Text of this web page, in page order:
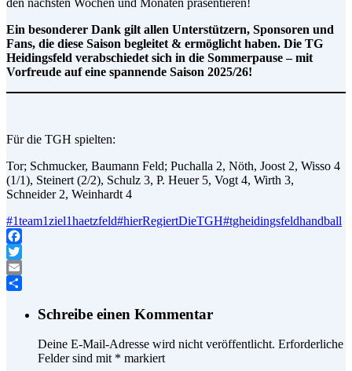
Ein besonderer Dank gilt allen Unterstützern, Sponsoren und
Fans, die diese Saison begleitet & ermöglicht haben. Die TG
Heidingsfeld verabschiedet sich in die Sommerpause – mit
Vorfreude auf eine spannende Saison 2025/26!
Für die TGH spielten:
Tor; Schmucker, Baumann Feld; Puchalla 2, Nöth, Joost 2, Wisso 4
(1/1), Steinert (2/2), Schulz 3, P. Heuer 5, Vogt 4, Wirth 3,
Schneider 2, Weinhardt 4
#1team1ziel1haetzfeld#hierRegiertDieTGH#tgheidingsfeldhandball
Facebook
Twitter
Email
Schreibe einen Kommentar
Deine E-Mail-Adresse wird nicht veröffentlicht. Erforderliche
Felder sind mit * markiert